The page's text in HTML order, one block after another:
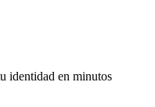
identidad en minutos